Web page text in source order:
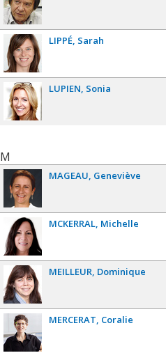
LIPPÉ Sarah
LUPIEN Sonia
M
MAGEAU Geneviève
MCKERRAL Michelle
MEILLEUR Dominique
MERCERAT Coralie